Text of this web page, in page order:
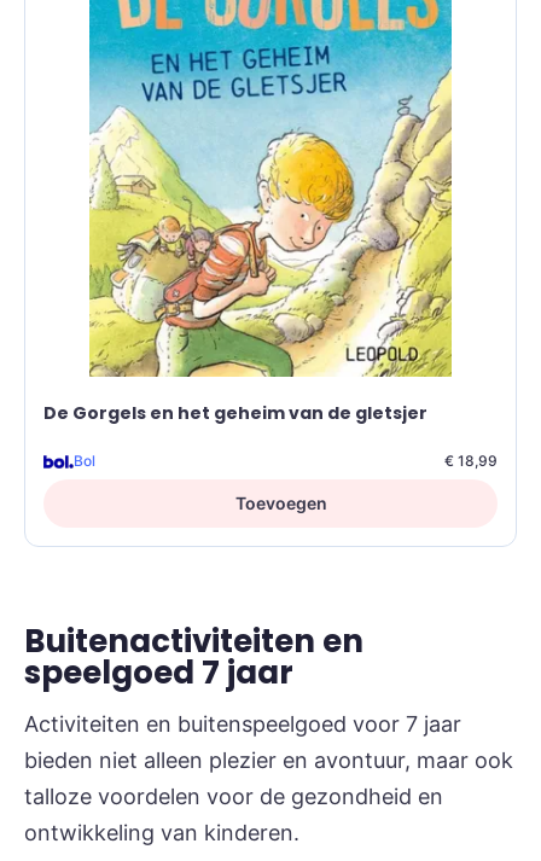
De Gorgels en het geheim van de gletsjer
Bol € 18,99
Toevoegen
Buitenactiviteiten en
speelgoed 7 jaar
Activiteiten en buitenspeelgoed voor 7 jaar
bieden niet alleen plezier en avontuur, maar ook
talloze voordelen voor de gezondheid en
ontwikkeling van kinderen.